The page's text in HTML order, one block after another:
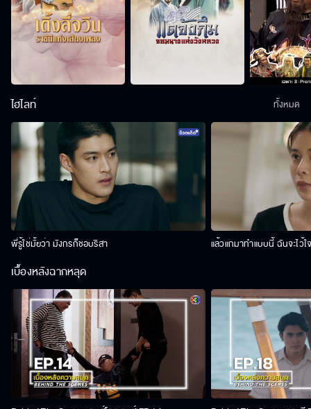
ไฮไลท์
พี่รู้ใช่มั้ยว่า มังกรก็ชอบริสา แล้วแกมาทำแบบนี้ ฉันจะไว้ใ
ทั้งหมด
เบื้องหลังฉากหลุด